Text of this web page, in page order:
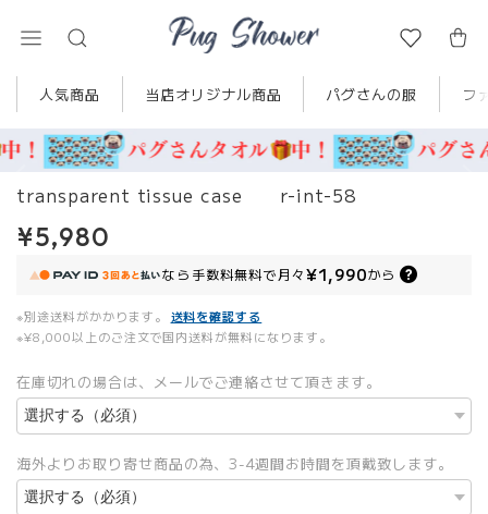
人気商品 当店オリジナル商品 パグさんの服 フ
transparent tissue case r-int-58
¥5,980
なら 手数料無料で月々¥1,990から
※別途送料がかかります。
送料を確認する
※¥8,000以上のご注文で国内送料が無料になります。
在庫切れの場合は、メールでご連絡させて頂きます。
海外よりお取り寄せ商品の為、3-4週間お時間を頂戴致します。